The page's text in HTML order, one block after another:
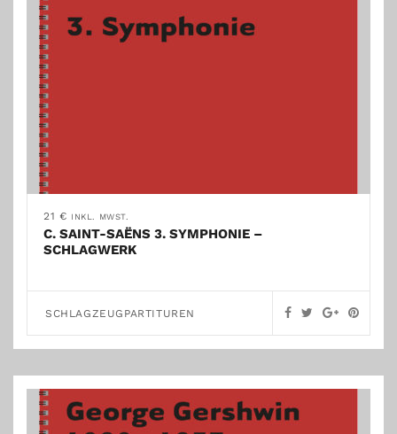
21 € INKL. MWST.
C. SAINT-SAËNS 3. SYMPHONIE –
SCHLAGWERK
SCHLAGZEUGPARTITUREN